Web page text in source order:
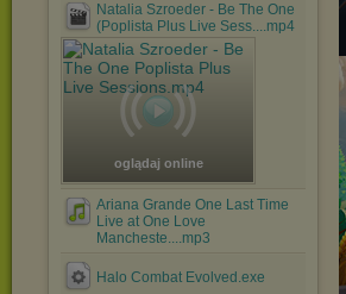
Natalia Szroeder - Be The One
(Poplista Plus Live Sess....mp4
oglądaj online
Ariana Grande One Last Time
Live at One Love
Mancheste....mp3
Halo Combat Evolved.exe